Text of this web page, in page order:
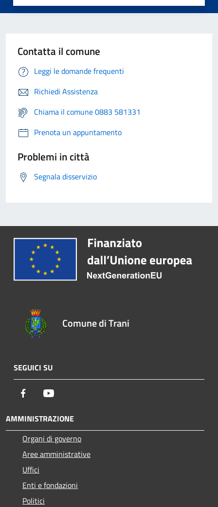
Contatta il comune
Leggi le domande frequenti
Richiedi Assistenza
Chiama il comune 0883 581331
Prenota un appuntamento
Problemi in città
Segnala disservizio
Comune di Trani
SEGUICI SU
Facebook
AMMINISTRAZIONE
Organi di governo
Aree amministrative
Uffici
Enti e fondazioni
Politici